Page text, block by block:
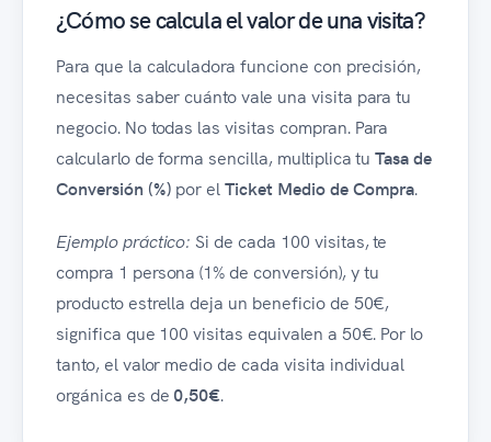
¿Cómo se calcula el valor de una visita?
Para que la calculadora funcione con precisión,
necesitas saber cuánto vale una visita para tu
negocio. No todas las visitas compran. Para
calcularlo de forma sencilla, multiplica tuTasa de
Conversión (%) por elTicket Medio de Compra.
Ejemplo práctico: Si de cada 100 visitas, te
compra 1 persona (1% de conversión), y tu
producto estrella deja un beneficio de 50€,
significa que 100 visitas equivalen a 50€. Por lo
tanto, el valor medio de cada visita individual
orgánica es de 0,50€.